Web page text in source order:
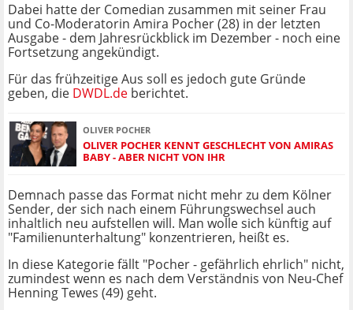
Dabei hatte der Comedian zusammen mit seiner Frau
und Co-Moderatorin Amira Pocher (28) in der letzten
Ausgabe - dem Jahresrückblick im Dezember - noch eine
Fortsetzung angekündigt.
Für das frühzeitige Aus soll es jedoch gute Gründe
geben, die DWDL.de berichtet.
OLIVER POCHER
OLIVER POCHER KENNT GESCHLECHT VON AMIRAS
BABY - ABER NICHT VON IHR
Demnach passe das Format nicht mehr zu dem Kölner
Sender, der sich nach einem Führungswechsel auch
inhaltlich neu aufstellen will. Man wolle sich künftig auf
"Familienunterhaltung" konzentrieren, heißt es.
In diese Kategorie fällt "Pocher - gefährlich ehrlich" nicht,
zumindest wenn es nach dem Verständnis von Neu-Chef
Henning Tewes (49) geht.